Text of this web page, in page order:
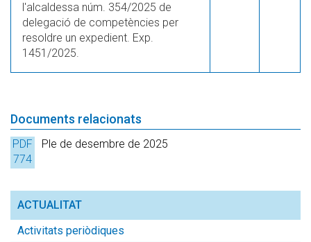
l'alcaldessa núm. 354/2025 de
delegació de competències per
resoldre un expedient. Exp.
1451/2025.
Documents relacionats
PDF
774
Ple de desembre de 2025
ACTUALITAT
Activitats periòdiques